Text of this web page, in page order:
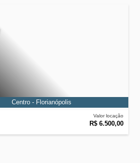
Valor locação
R$ 6.500,00
Centro - Florianópolis